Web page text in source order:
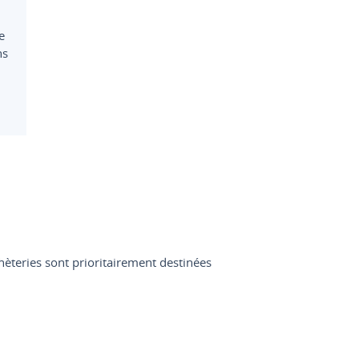
sont prioritairement destinées